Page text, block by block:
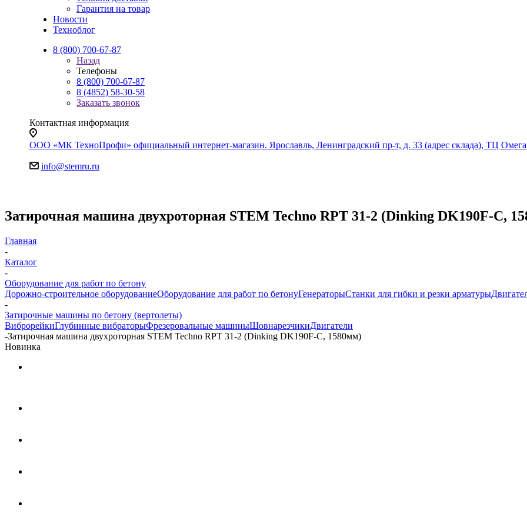
Гарантия на товар
Новости
Техноблог
8 (800) 700-67-87
Назад
Телефоны
8 (800) 700-67-87
8 (4852) 58-30-58
Заказать звонок
Контактная информация
ООО «МК ТехноПрофи» официальный интернет-магазин. Ярославль, Ленинградский пр-т, д. 33 (адрес склада), ТЦ Омега
info@stemru.ru
Затирочная машина двухроторная STEM Techno RPT 31-2 (Dinking DK190F-C,
Главная
-
Каталог
-
Оборудование для работ по бетону
Дорожно-строительное оборудованиеОборудование для работ по бетонуГенераторыСтанки для гибки и резки арматуры
-
Затирочные машины по бетону (вертолеты)
ВиброрейкиГлубинные вибраторыФрезеровальные машиныШовнарезчикиДвигатели
-Затирочная машина двухроторная STEM Techno RPT 31-2 (Dinking DK190F-C, 1580мм)
Новинка